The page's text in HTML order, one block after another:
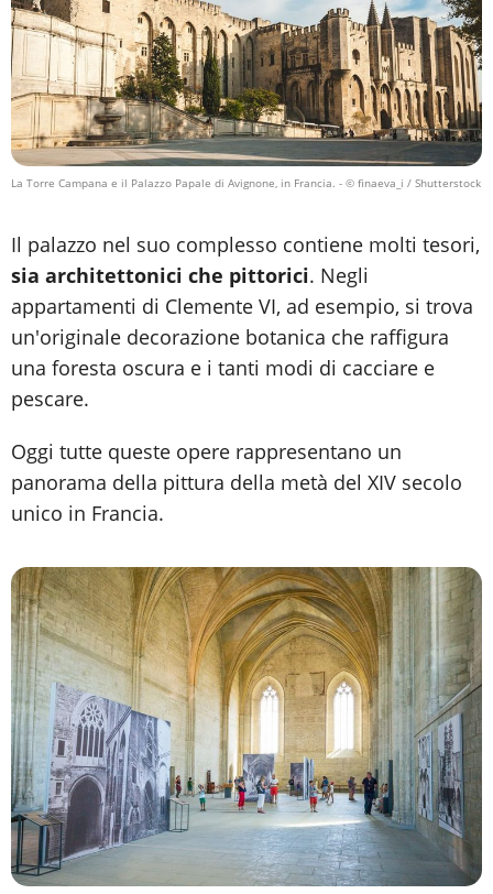
La Torre Campana e il Palazzo Papale di Avignone, in Francia. - © finaeva_i / Shutterstock
Il palazzo nel suo complesso contiene molti tesori,
sia architettonici che pittorici. Negli
appartamenti di Clemente VI, ad esempio, si trova
un'originale decorazione botanica che raffigura
una foresta oscura e i tanti modi di cacciare e
pescare.
Oggi tutte queste opere rappresentano un
panorama della pittura della metà del XIV secolo
unico in Francia.